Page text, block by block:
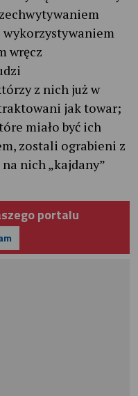
wręcz
z nich już w
jak towar;
miało być ich
zostali ograbieni z
nich „kajdany”
portalu